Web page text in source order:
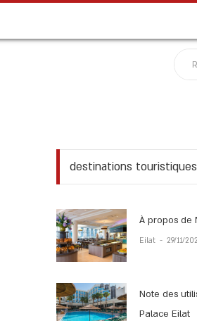
destinations
À propos de
Eilat - 29/11/
Note des
Palace Eilat